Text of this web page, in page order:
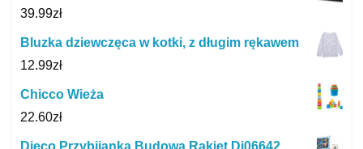
39.99zł
Bluzka dziewczęca w kotki, z długim rękawem
12.99zł
Chicco Wieża
22.60zł